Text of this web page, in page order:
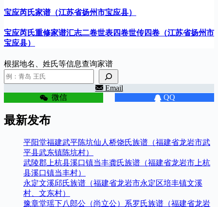
宝应芮氏家谱（江苏省扬州市宝应县）
宝应芮氏重修家谱汇志二卷世表四卷世传四卷（江苏省扬州市
宝应县）
根据地名、姓氏等信息查询家谱
Email
微信 QQ
最新发布
平阳堂福建武平陈坑仙人桥饶氏族谱（福建省龙岩市武
平县武东镇陈坑村）
武陵郡上杭县溪口镇当丰龚氏族谱（福建省龙岩市上杭
县溪口镇当丰村）
永定文溪邱氏族谱（福建省龙岩市永定区培丰镇文溪
村、文东村）
豫章堂瑶下八郎公（尚立公）系罗氏族谱（福建省龙岩